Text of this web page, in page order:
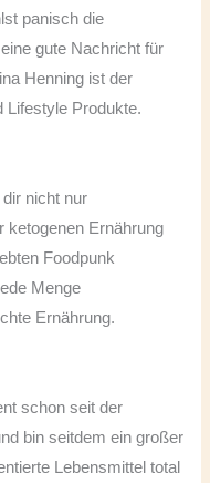
panisch die
gute Nachricht für
Henning ist der
Lifestyle Produkte.
nicht nur
ketogenen Ernährung
Foodpunk
Menge
Ernährung.
schon seit der
bin seitdem ein großer
Lebensmittel total